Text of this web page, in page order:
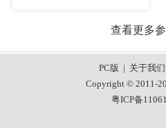
查看更多
PC版 | 关于我们
Copyright © 2011-
粤ICP备